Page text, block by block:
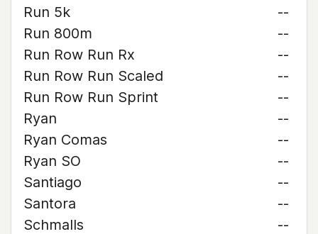
Run 5k
--
Run 800m
--
Run Row Run Rx
--
Run Row Run Scaled
--
Run Row Run Sprint
--
Ryan
--
Ryan Comas
--
Ryan SO
--
Santiago
--
Santora
--
Schmalls
--